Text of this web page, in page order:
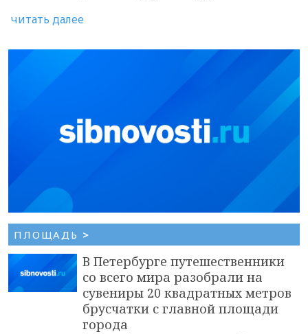
читать далее
ПЛОЩАДЬ >
В Петербурге путешественники
со всего мира разобрали на
сувениры 20 квадратных метров
брусчатки с главной площади
города